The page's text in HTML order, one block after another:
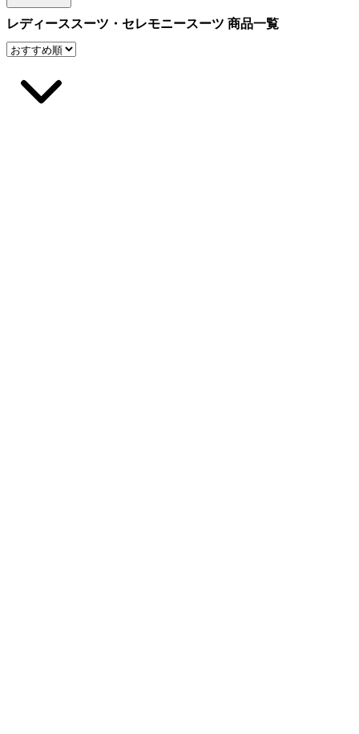
レディーススーツ・セレモニースーツ 商品一覧